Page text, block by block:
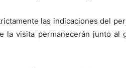
las indicaciones del
la visita permanecerán junto